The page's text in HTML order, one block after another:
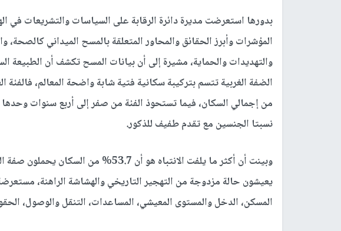
بدورها استعرضت مديرة دائرة الرقابة على السياسات والتشريعات في
المؤشرات وأبرز الحقائق والمحاور المتعلقة بالمسح الميداني كالصحة،
والتهديدات والحماية، مشيرة إلى أن بيانات المسح تكشف أن الطبيعة
نسبتا الجنسين مع تقدم طفيف للذكور.
وبينت أن أكثر ما يلفت الانتباه هو أن
يعيشون حالة مزدوجة من التهجير التاريخي والهشاشة الراهنة،
المسكن، الدخل والمستوى المعيشي، المساعدات، التنقل والوصول،